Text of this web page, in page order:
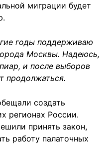
миграции будет
годы поддерживаю
Москвы. Надеюсь,
и после выборов
продолжаться.
создать
регионах России.
принять закон,
работу палаточных